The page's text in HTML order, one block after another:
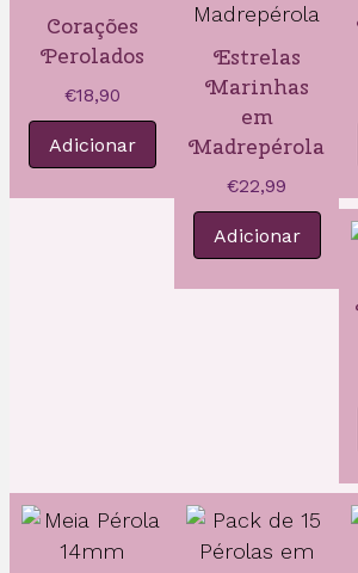
Corações
Perolados
€18,90
Adicionar
Estrelas
Marinhas
em
Madrepérola
€22,99
Adicionar